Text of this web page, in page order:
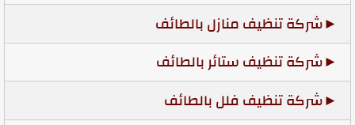
شركة تنظيف منازل بالطائف
شركة تنظيف ستائر بالطائف
شركة تنظيف فلل بالطائف